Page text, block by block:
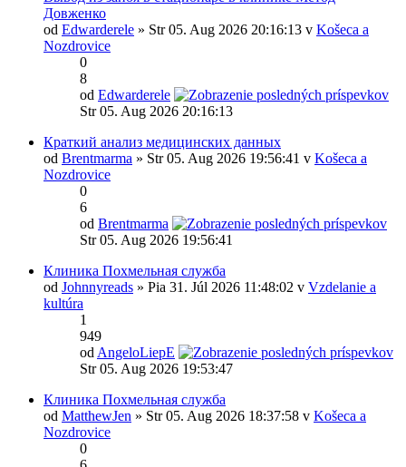
Довженко
od Edwarderele » Str 05. Aug 2026 20:16:13 v Košeca a
Nozdrovice
0
8
od Edwarderele
Str 05. Aug 2026 20:16:13
Краткий анализ медицинских данных
od Brentmarma » Str 05. Aug 2026 19:56:41 v Košeca a
Nozdrovice
0
6
od Brentmarma
Str 05. Aug 2026 19:56:41
Клиника Похмельная служба
od Johnnyreads » Pia 31. Júl 2026 11:48:02 v Vzdelanie a
kultúra
1
949
od AngeloLiepE
Str 05. Aug 2026 19:53:47
Клиника Похмельная служба
od MatthewJen » Str 05. Aug 2026 18:37:58 v Košeca a
Nozdrovice
0